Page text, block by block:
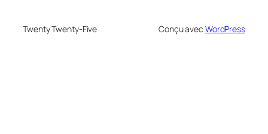
Twenty Twenty-Five Conçu avec WordPress